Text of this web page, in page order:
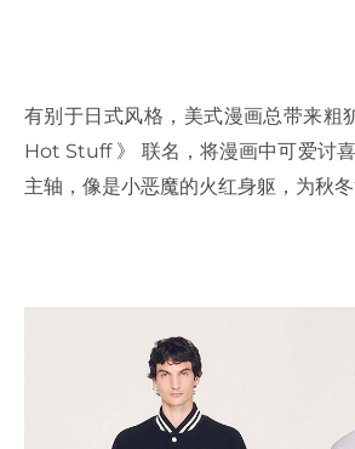
有别于日式风格，美式漫画总带来
Hot Stuff 》 联名，将漫画中可爱讨
主轴，像是小恶魔的火红身躯，为秋